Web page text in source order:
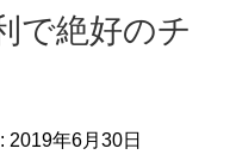
で絶好のチ
2019年6月30日